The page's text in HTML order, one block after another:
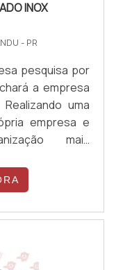
INOX
- PR
pesquisa por
a empresa
uma
empresa e
mais
BALCÃO
de balcão
uma empresa
o que ...